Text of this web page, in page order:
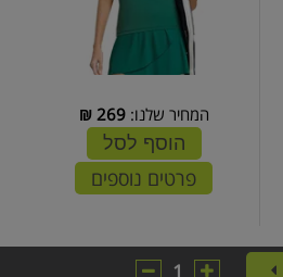
המחיר שלנו:269
₪
הוסף לסל
פרטים נוספים
1